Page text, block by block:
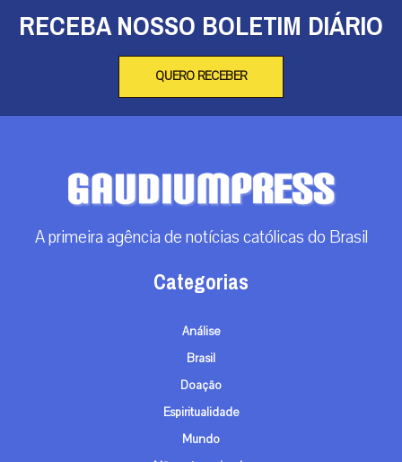
RECEBA NOSSO BOLETIM DIÁRIO
QUERO RECEBER
A primeira agência de notícias católicas do Brasil
Categorias
Análise
Brasil
Doação
Espiritualidade
Mundo